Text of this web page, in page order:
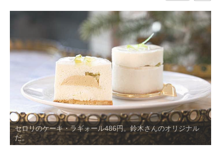
特集
中央線フェス
イベント情報
おしらせ
セロリのケーキ・ラギォール486円。鈴木さんのオリジナル
だ。